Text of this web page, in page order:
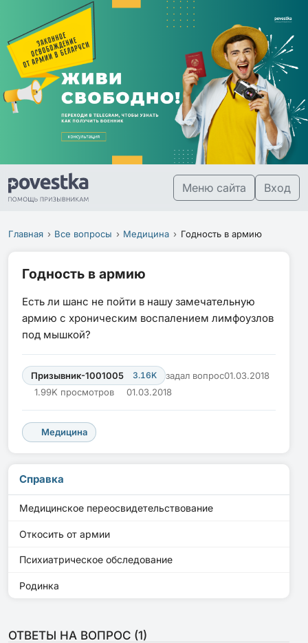
Меню сайта Вход
Главная Все вопросы Медицина Годность в армию
Годность в армию
Есть ли шанс не пойти в нашу замечательную
армию с хроническим воспалением лимфоузлов
под мышкой?
Призывник-1001005 3.16K задал вопрос01.03.2018
1.99K просмотров
01.03.2018
Медицина
Справка
Медицинское переосвидетельствование
Откосить от армии
Психиатрическое обследование
Родинка
ОТВЕТЫ НА ВОПРОС (1)